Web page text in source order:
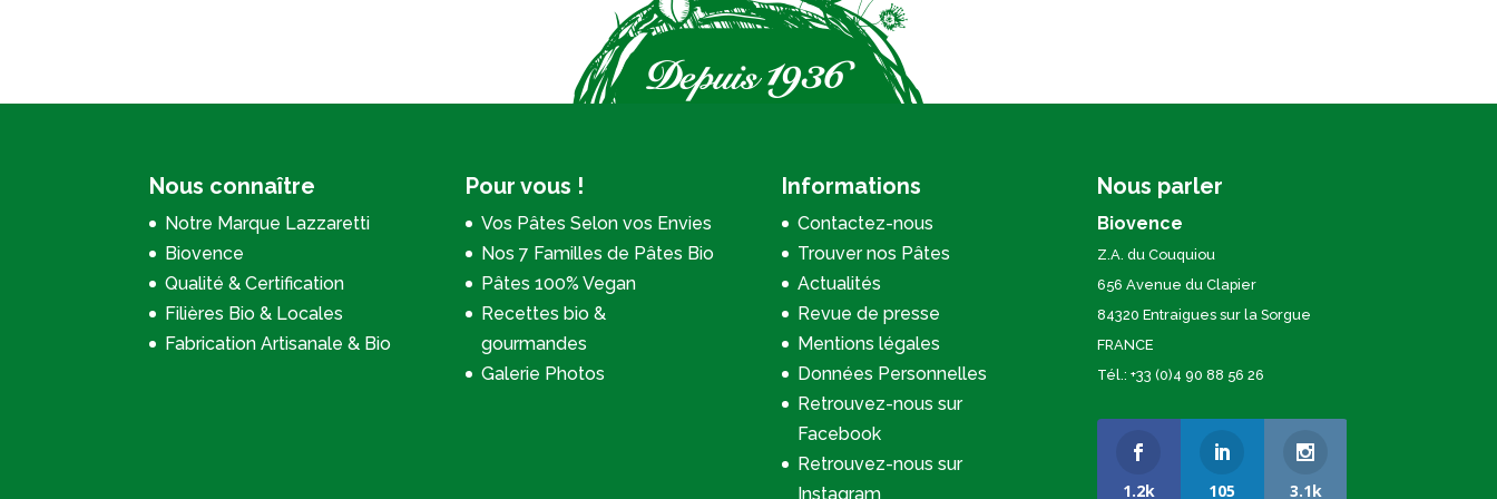
Nous connaître
Notre Marque Lazzaretti
Biovence
Qualité & Certification
Filières Bio & Locales
Fabrication Artisanale & Bio
Pour vous !
Vos Pâtes Selon vos Envies
Nos 7 Familles de Pâtes Bio
Pâtes 100% Vegan
Recettes bio &
gourmandes
Galerie Photos
Informations
Contactez-nous
Trouver nos Pâtes
Actualités
Revue de presse
Mentions légales
Données Personnelles
Retrouvez-nous sur
Facebook
Retrouvez-nous sur
Instagram
Nous parler
Biovence
Z.A. du Couquiou
656 Avenue du Clapier
84320 Entraigues sur la Sorgue
FRANCE
Tél.: +33 (0)4 90 88 56 26
1.2k 105 3.1k